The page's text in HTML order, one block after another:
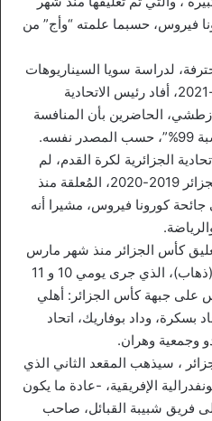
فيروس، حسبما علمته “وأج” من
لدراسة سويا السيناريوهات
المختلفة لسيرورة موسم 2020-2021، أفاد رئيس الاتحادية
زطشي، الحاضرين بأن المنافسة
الجزائرية لكرة القدم، لم
يفصل في مصير منافسة كأس الجزائر 2019-2020، المُعلقة منذ
كورونا فيروس، مشيرا أنه
كأس الجزائر منذ شهر مارس
الماضي، خلال الدور ربع النهائي (ذهاب)، الذي جرى يومي 10 و 11
على جبهة كأس الجزائر: أهلي
بسكرة، وداد بوفاريك، اتحاد
وجمعية وهران.
، سيذهب المقعد الثاني الذي
الإفريقية، -عادة ما يكون
فريق شبيبة القبائل، صاحب